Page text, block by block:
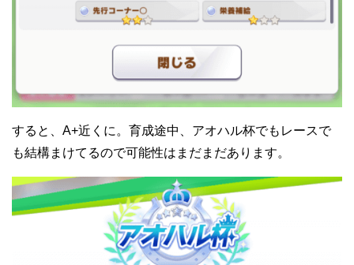
すると、A+近くに。育成途中、アオハル杯でもレースで
も結構まけてるので可能性はまだまだあります。